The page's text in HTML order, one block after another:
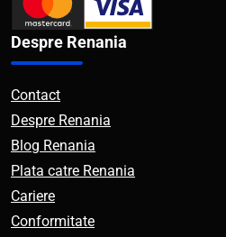
Despre Renania
Contact
Despre Renania
Blog Renania
Plata catre Renania
Cariere
Conformitate